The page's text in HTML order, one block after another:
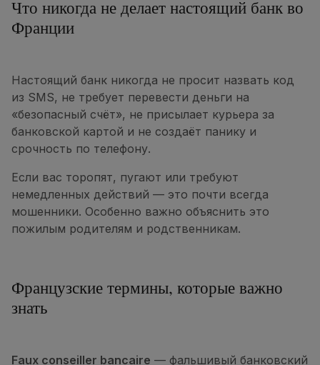
Что никогда не делает настоящий банк во
Франции
Настоящий банк никогда не просит назвать код
из SMS, не требует перевести деньги на
«безопасный счёт», не присылает курьера за
банковской картой и не создаёт панику и
срочность по телефону.
Если вас торопят, пугают или требуют
немедленных действий — это почти всегда
мошенники. Особенно важно объяснить это
пожилым родителям и родственникам.
Французские термины, которые важно
знать
Faux conseiller bancaire — фальшивый банковский